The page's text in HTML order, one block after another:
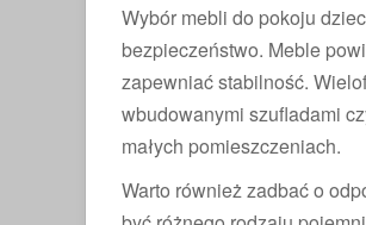
Wybór mebli do pokoju
bezpieczeństwo. Meble
zapewniać stabilność.
wbudowanymi szufladami
małych pomieszczeniach.
Warto również zadbać o